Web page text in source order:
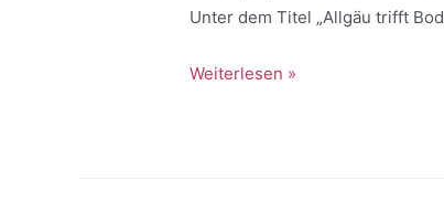
Unter dem Titel „Allgäu trifft
Weiterlesen »